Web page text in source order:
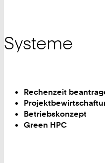
Systeme
Rechenzeit
Betriebskonzept
Green HPC